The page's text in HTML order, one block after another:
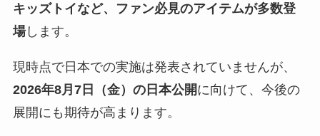
キッズトイなど、ファン必見のアイテムが多数登
場します。
現時点で日本での実施は発表されていませんが、
2026年8月7日（金）の日本公開に向けて、今後の
展開にも期待が高まります。